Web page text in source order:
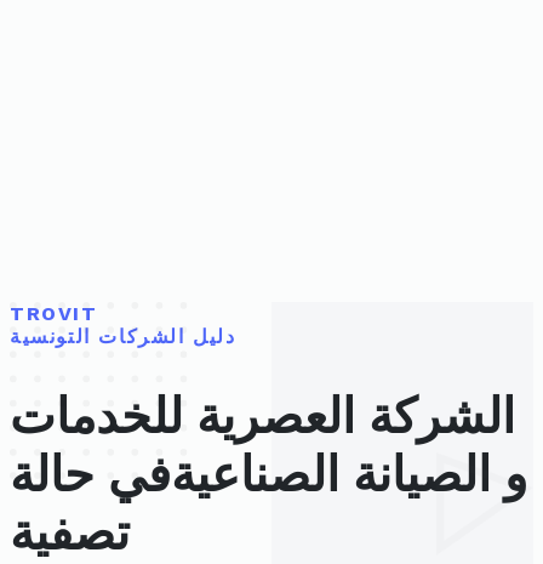
TROVIT
دليل الشركات التونسية
الشركة العصرية للخدمات
و الصيانة الصناعيةفي حالة
تصفية